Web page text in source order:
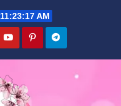
11:23:18 AM